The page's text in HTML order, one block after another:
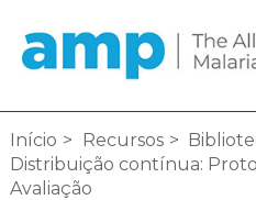
diretamente
para
o
conteúdo
Início Recursos
Distribuição contínua:
Avaliação